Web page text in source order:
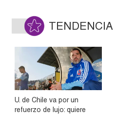
TENDENCIA
U. de Chile va por un
refuerzo de lujo: quiere